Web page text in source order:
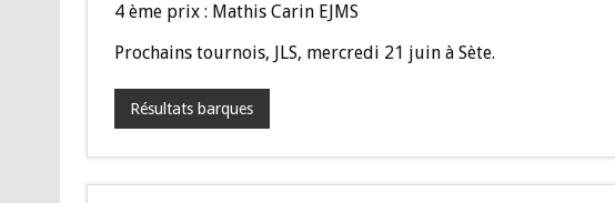
4 ème prix : Mathis Carin EJMS
Prochains tournois, JLS, mercredi 21 juin à Sète.
Résultats barques